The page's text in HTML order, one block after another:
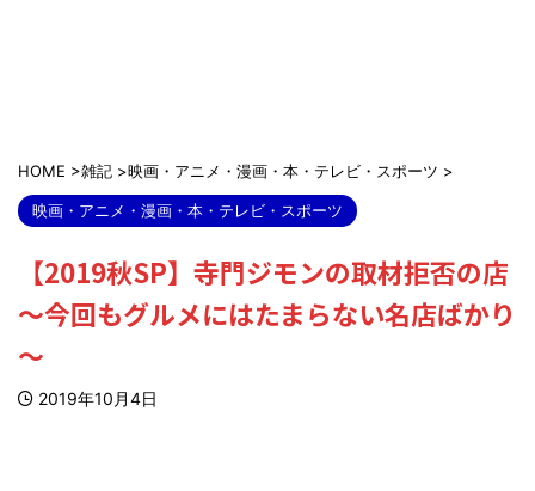
HOME >雑記 >映画・アニメ・漫画・本・テレビ・スポーツ >
映画・アニメ・漫画・本・テレビ・スポーツ
【2019秋SP】寺門ジモンの取材拒否の店
～今回もグルメにはたまらない名店ばかり
～
2019年10月4日